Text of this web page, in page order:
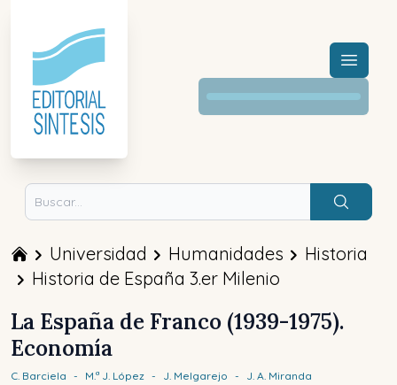
Menú
Buscar
Universidad Humanidades
Historia
Historia de España 3.er Milenio
La España de Franco (1939-1975).
Economía
C. Barciela - M.ª J. López - J. Melgarejo - J. A. Miranda